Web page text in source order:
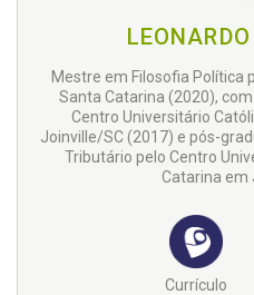
Mestre em Filosofia Política
Santa Catarina (2020),
Centro Universitário
Joinville/SC (2017) e pós-
Tributário pelo Centro
Catarina em
Currículo